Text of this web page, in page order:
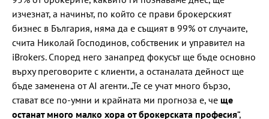
изчезнат, а начинът, по който се прави брокерският
бизнес в България, няма да е същият в 99% от случаите,
счита Николай Господинов, собственик и управител на
iBrokers. Според него занапред фокусът ще бъде основно
върху преговорите с клиенти, а останалата дейност ще
бъде заменена от AI агенти. „Те се учат много бързо,
стават все по-умни и крайната ми прогноза е, че ще
останат много малко хора от брокерската професия“,